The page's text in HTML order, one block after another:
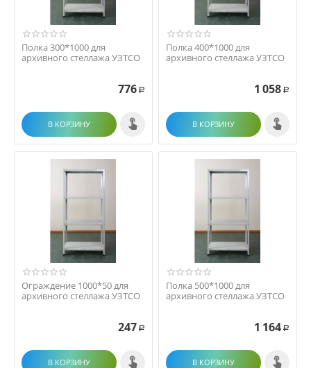
Полка 300*1000 для
архивного стеллажа УЗТСО
776 Р
В КОРЗИНУ
Полка 400*1000 для
архивного стеллажа УЗТСО
1 058 Р
В КОРЗИНУ
Ограждение 1000*50 для
архивного стеллажа УЗТСО
247 Р
В КОРЗИНУ
Полка 500*1000 для
архивного стеллажа УЗТСО
1 164 Р
В КОРЗИНУ